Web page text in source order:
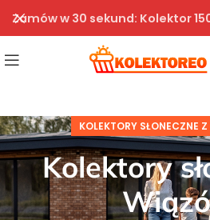
KOLEKTORY SŁONECZNE
Kolektory
Zamów w 30 sekund: Kolektor